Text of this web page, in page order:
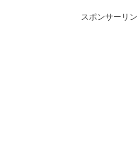
スポンサーリ